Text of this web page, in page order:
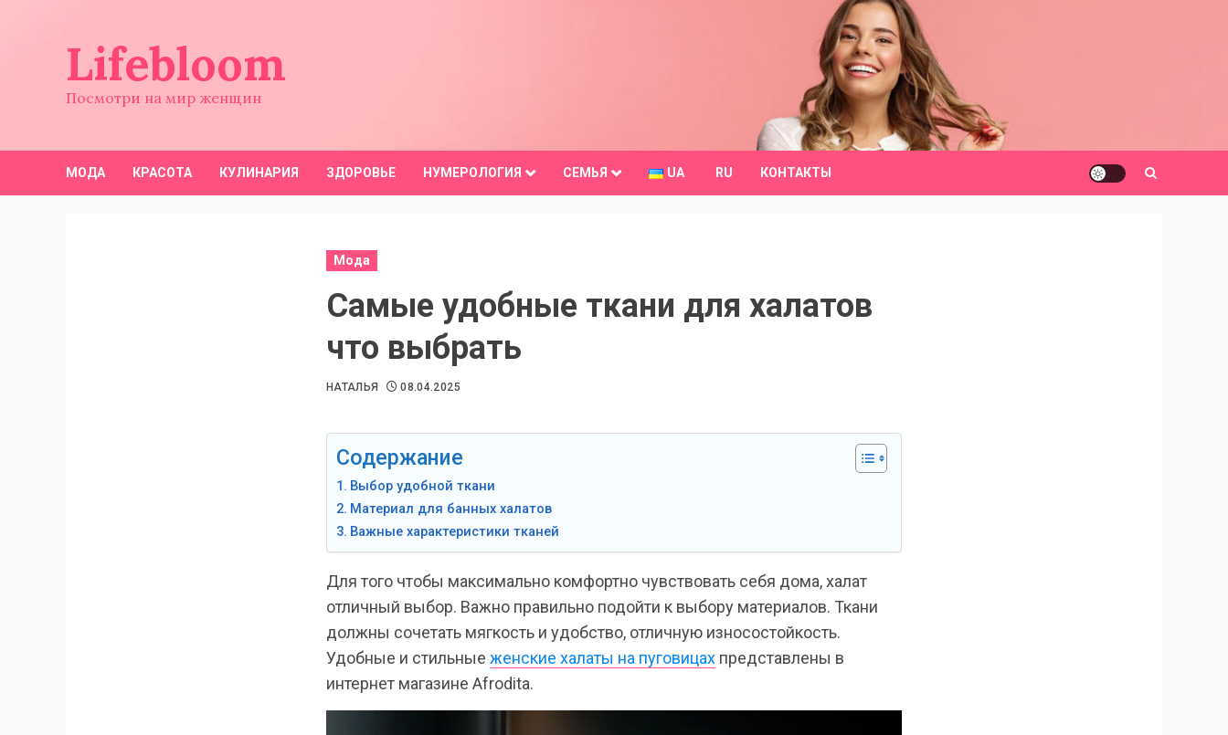
содержимомуLifebloom
Посмотри на мир женщин
МОДА КРАСОТА КУЛИНАРИЯ ЗДОРОВЬЕ НУМЕРОЛОГИЯ СЕМЬЯ UA RU КОНТАКТЫ
Мода
Самые удобные ткани для халатов
что выбрать
НАТАЛЬЯ 08.04.2025
Содержание
Выбор удобной ткани
Материал для банных халатов
Важные характеристики тканей
Для того чтобы максимально комфортно чувствовать себя дома, халат
отличный выбор. Важно правильно подойти к выбору материалов. Ткани
должны сочетать мягкость и удобство, отличную износостойкость.
Удобные и стильные женские халаты на пуговицах представлены в
интернет магазине Afrodita.